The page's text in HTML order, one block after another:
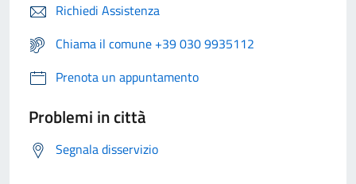
Richiedi Assistenza
Chiama il comune +39 030 9935112
Prenota un appuntamento
Problemi in città
Segnala disservizio